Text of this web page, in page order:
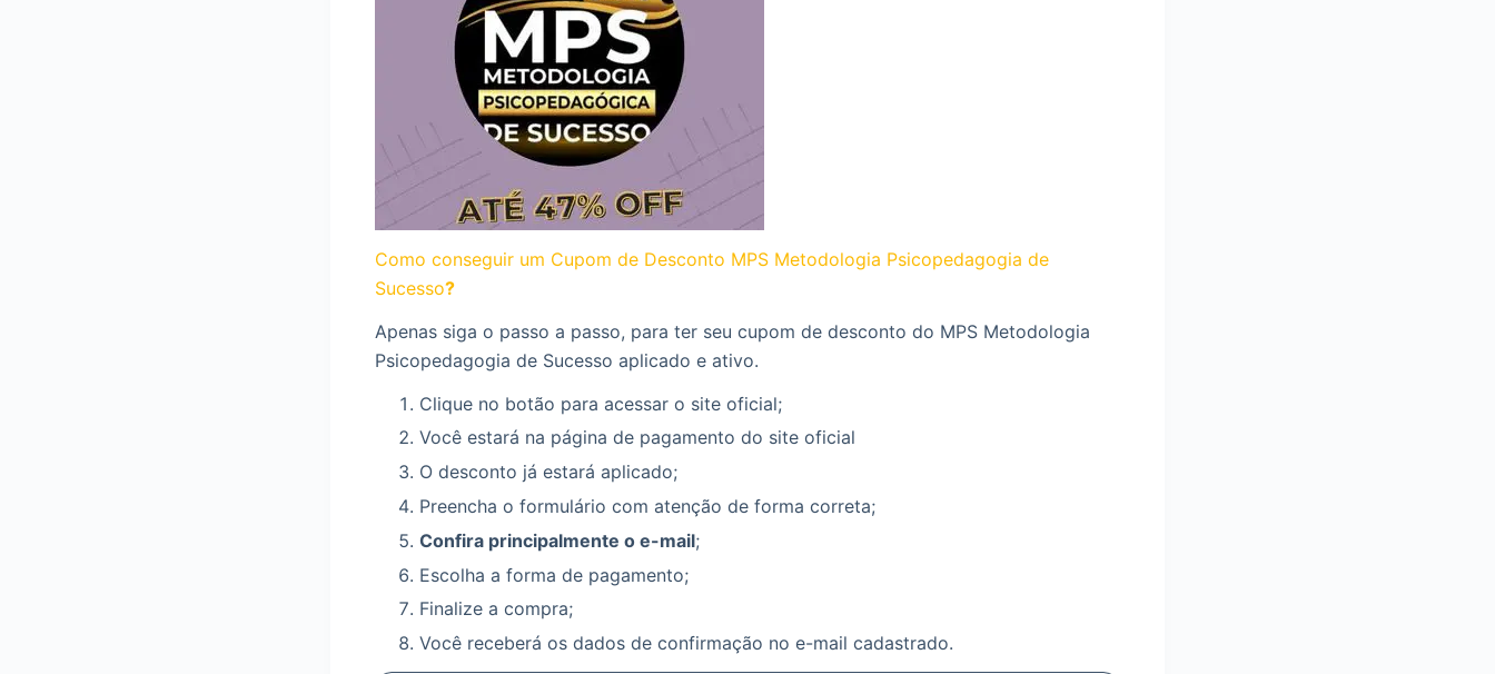
Como conseguir um Cupom de Desconto MPS Metodologia Psicopedagogia de
Sucesso?
Apenas siga o passo a passo, para ter seu cupom de desconto do MPS Metodologia
Psicopedagogia de Sucesso aplicado e ativo.
Clique no botão para acessar o site oficial;
Você estará na página de pagamento do site oficial
O desconto já estará aplicado;
Preencha o formulário com atenção de forma correta;
Confira principalmente o e-mail;
Escolha a forma de pagamento;
Finalize a compra;
Você receberá os dados de confirmação no e-mail cadastrado.